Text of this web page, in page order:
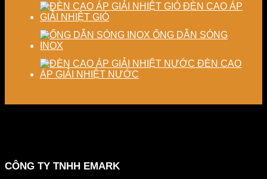
ĐÈN CAO ÁP
GIẢI NHIỆT GIÓ
ỐNG DẪN SÓNG
INOX
ĐÈN CAO
ÁP GIẢI NHIỆT NƯỚC
CÔNG TY TNHH EMARK